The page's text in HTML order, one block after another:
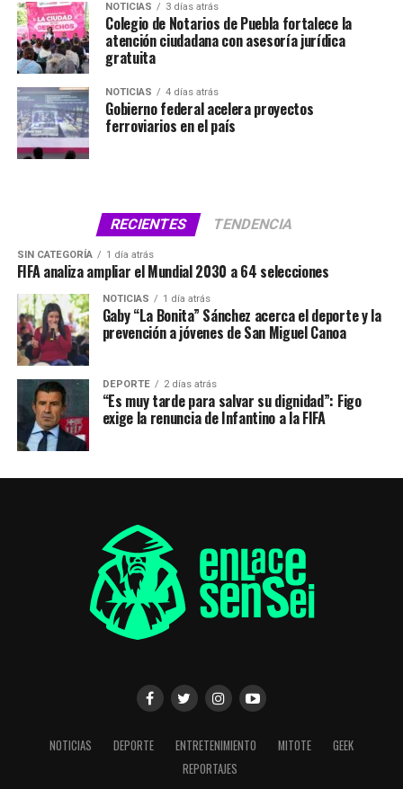
NOTICIAS 3 días atrás
Colegio de Notarios de Puebla fortalece la
atención ciudadana con asesoría jurídica
gratuita
NOTICIAS 4 días atrás
Gobierno federal acelera proyectos
ferroviarios en el país
RECIENTES TENDENCIA
SIN CATEGORÍA 1 día atrás
FIFA analiza ampliar el Mundial 2030 a 64 selecciones
NOTICIAS 1 día atrás
Gaby “La Bonita” Sánchez acerca el deporte y la
prevención a jóvenes de San Miguel Canoa
DEPORTE 2 días atrás
“Es muy tarde para salvar su dignidad”: Figo
exige la renuncia de Infantino a la FIFA
NOTICIAS DEPORTE ENTRETENIMIENTO MITOTE
GEEK
REPORTAJES